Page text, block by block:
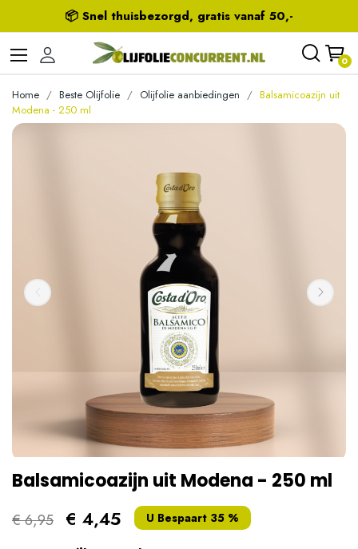
📦 Snel thuisbezorgd, gratis vanaf 50,-
0
Home Beste Olijfolie Olijfolie aanbiedingen
Balsamicoazijn uit
Modena - 250 ml
Balsamicoazijn uit Modena - 250 ml
€ 6,95 € 4,45 U Bespaart 35 %